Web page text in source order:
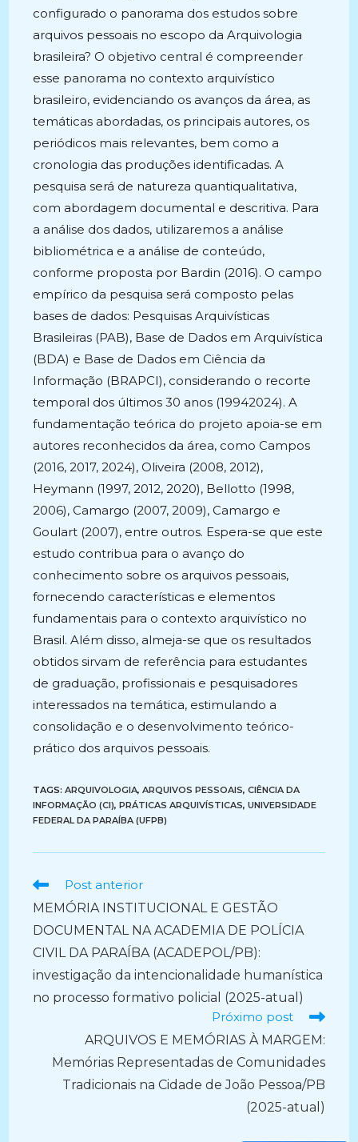
configurado o panorama dos estudos sobre
arquivos pessoais no escopo da Arquivologia
brasileira? O objetivo central é compreender
esse panorama no contexto arquivístico
brasileiro, evidenciando os avanços da área, as
temáticas abordadas, os principais autores, os
periódicos mais relevantes, bem como a
cronologia das produções identificadas. A
pesquisa será de natureza quantiqualitativa,
com abordagem documental e descritiva. Para
a análise dos dados, utilizaremos a análise
bibliométrica e a análise de conteúdo,
conforme proposta por Bardin (2016). O campo
empírico da pesquisa será composto pelas
bases de dados: Pesquisas Arquivísticas
Brasileiras (PAB), Base de Dados em Arquivística
(BDA) e Base de Dados em Ciência da
Informação (BRAPCI), considerando o recorte
temporal dos últimos 30 anos (19942024). A
fundamentação teórica do projeto apoia-se em
autores reconhecidos da área, como Campos
(2016, 2017, 2024), Oliveira (2008, 2012),
Heymann (1997, 2012, 2020), Bellotto (1998,
2006), Camargo (2007, 2009), Camargo e
Goulart (2007), entre outros. Espera-se que este
estudo contribua para o avanço do
conhecimento sobre os arquivos pessoais,
fornecendo características e elementos
fundamentais para o contexto arquivístico no
Brasil. Além disso, almeja-se que os resultados
obtidos sirvam de referência para estudantes
de graduação, profissionais e pesquisadores
interessados na temática, estimulando a
consolidação e o desenvolvimento teórico-
prático dos arquivos pessoais.
TAGS:ARQUIVOLOGIA, ARQUIVOS PESSOAIS, CIÊNCIA DA
INFORMAÇÃO (CI), PRÁTICAS ARQUIVÍSTICAS, UNIVERSIDADE
FEDERAL DA PARAÍBA (UFPB)
Ler
artigos
Post anterior
MEMÓRIA INSTITUCIONAL E GESTÃO
DOCUMENTAL NA ACADEMIA DE POLÍCIA
CIVIL DA PARAÍBA (ACADEPOL/PB):
investigação da intencionalidade humanística
no processo formativo policial (2025-atual)
Próximo post
ARQUIVOS E MEMÓRIAS À MARGEM:
Memórias Representadas de Comunidades
Tradicionais na Cidade de João Pessoa/PB
(2025-atual)